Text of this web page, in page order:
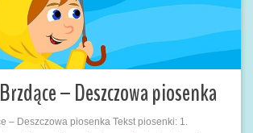
– Deszczowa piosenka
– Deszczowa piosenka Tekst piosenki: 1.